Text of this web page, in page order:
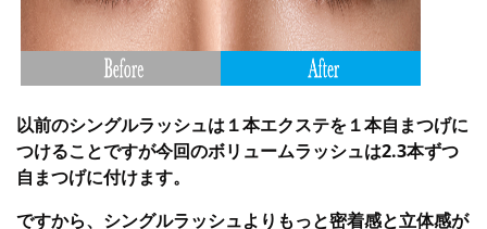
以前のシングルラッシュは１本エクステを１本自まつげに
つけることですが今回のボリュームラッシュは2.3本ずつ
自まつげに付けます。
ですから、シングルラッシュよりもっと密着感と立体感が